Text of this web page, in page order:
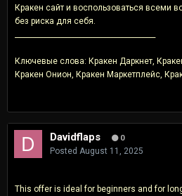
Кракен сайт и воспользоваться всеми
без риска для себя.
Ключевые слова: Кракен Даркнет,
Кракен Онион, Кракен Маркетплейс,
Davidflaps 0
Posted August 11, 2025
This offer is ideal for beginners and for